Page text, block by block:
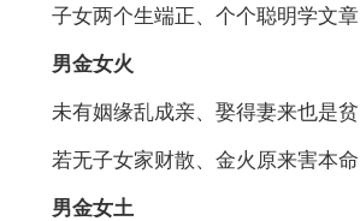
子女两个生端正、个个聪明学文章
男金女火
未有姻缘乱成亲、娶得妻来也是贫
若无子女家财散、金火原来害本命
男金女土